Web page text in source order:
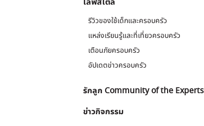
รีวิวของใช้เด็กและครอบครัว
แหล่งเรียนรู้และที่เที่ยวครอบครัว
เตือนภัยครอบครัว
อัปเดตข่าวครอบครัว
รักลูก Community of the Experts
ข่าวกิจกรรม